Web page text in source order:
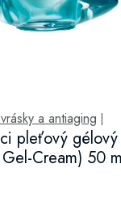
a antiaging
pleťový
Cream) 50